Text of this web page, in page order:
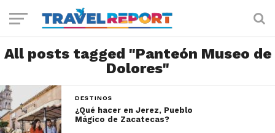
All posts tagged "Panteón Museo de
Dolores"
DESTINOS
¿Qué hacer en Jerez, Pueblo
Mágico de Zacatecas?